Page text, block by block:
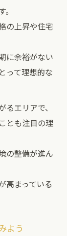
の上昇や住宅
に余裕がない
って理想的な
エリアで、
とも注目の理
の整備が進ん
高まっている
よう